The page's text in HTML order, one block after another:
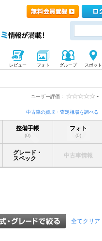
レビュー フォト グループ スポット
ユーザー評価： -
中古車の買取・査定相場を調べる
整備手帳
(0)
フォト
(0)
グレード・
スペック
中古車情報
全てクリア